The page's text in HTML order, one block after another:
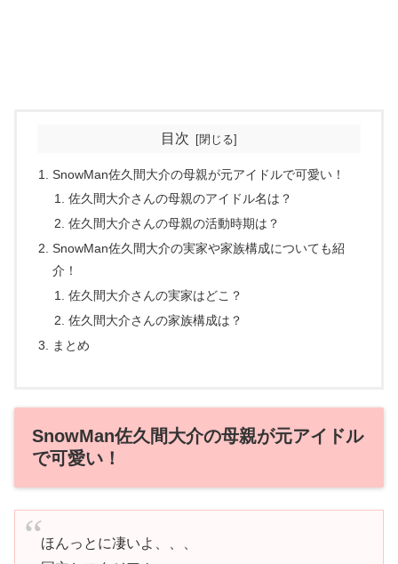
目次
SnowMan佐久間大介の母親が元アイドルで可愛い！
佐久間大介さんの母親のアイドル名は？
佐久間大介さんの母親の活動時期は？
SnowMan佐久間大介の実家や家族構成についても紹
介！
佐久間大介さんの実家はどこ？
佐久間大介さんの家族構成は？
まとめ
SnowMan佐久間大介の母親が元アイドル
で可愛い！
ほんっとに凄いよ、、、